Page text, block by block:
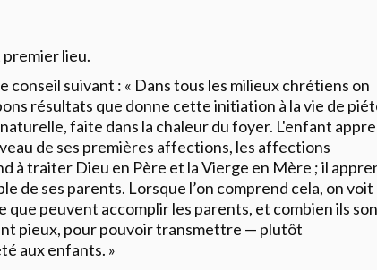
lieu.
conseil suivant : « Dans tous les milieux chrétiens on
résultats que donne cette initiation à la vie de
faite dans la chaleur du foyer. L'enfant
de ses premières affections, les affections
à traiter Dieu en Père et la Vierge en Mère ; il
de ses parents. Lorsque l’on comprend cela, on voit
que peuvent accomplir les parents, et combien ils
pieux, pour pouvoir transmettre — plutôt
aux enfants. »